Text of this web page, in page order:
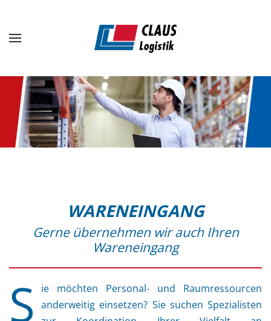
Zum Hauptinhalt springen
WARENEINGANG
Gerne übernehmen wir auch Ihren
Wareneingang
S
ie möchten Personal- und Raumressourcen
anderweitig einsetzen? Sie suchen Spezialisten